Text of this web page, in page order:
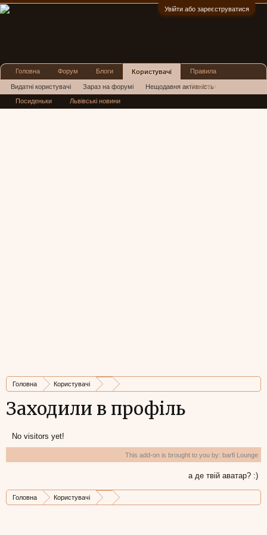
Увійти або зареєструватися
Головна Користувачі
Заходили в профіль
No visitors yet!
This add-on is brought to you by: barfi Lounge
а де твій аватар? :)
Головна Користувачі
Головна Форум Блоги Користувачі
Видатні користувачі Зараз на форумі Нещодавня активність
Нові повідомлення профілю
Правила
Реклама
Посиденьки Львівські новини